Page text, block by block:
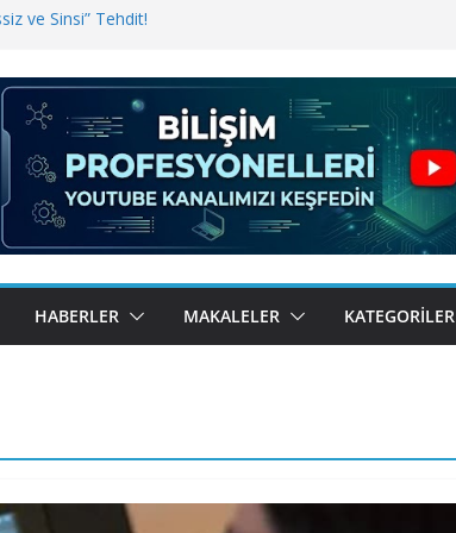
ve Sinsi” Tehdit!
Bugün BulutTahsilat’ta
Kemal Oral Tüm Sorularımızı
HABERLER MAKALELER KATEGORILER